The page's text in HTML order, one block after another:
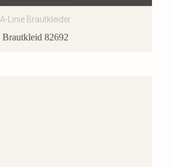
A-Linie Brautkleider
Brautkleid 82692